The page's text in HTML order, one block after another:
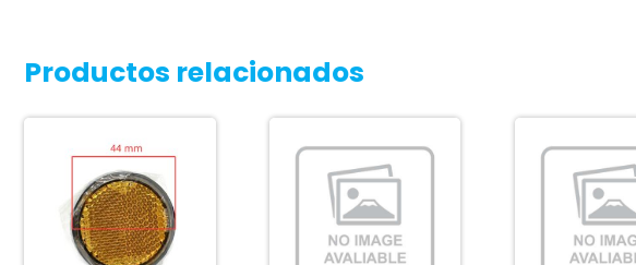
Productos relacionados